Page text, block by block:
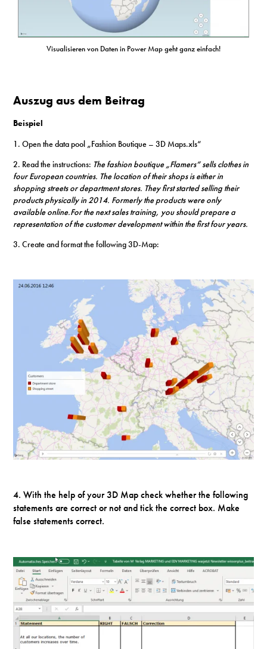
Visualisieren von Daten in Power Map geht ganz einfach!
Auszug aus dem Beitrag
Beispiel
1. Open the data pool „Fashion Boutique – 3D Maps.xls“
2. Read the instructions: The fashion boutique „Flamers“ sells clothes in
four European countries. The location of their shops is either in
shopping streets or department stores. They first started selling their
products physically in 2014. Formerly the products were only
available online.For the next sales training, you should prepare a
representation of the customer development within the first four years.
3. Create and format the following 3D-Map:
4. With the help of your 3D Map check whether the following
statements are correct or not and tick the correct box. Make
false statements correct.